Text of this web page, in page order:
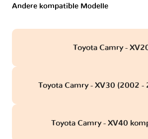
Andere kompatible Modelle
Toyota Camry -
Toyota Camry - XV30 (2002 -
Toyota Camry - XV40